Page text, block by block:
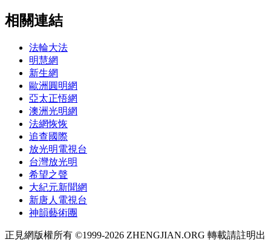
相關連結
法輪大法
明慧網
新生網
歐洲圓明網
亞太正悟網
澳洲光明網
法網恢恢
追查國際
放光明電視台
台灣放光明
希望之聲
大紀元新聞網
新唐人電視台
神韻藝術團
正見網版權所有 ©1999-2026 ZHENGJIAN.ORG 轉載請註明出